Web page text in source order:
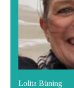
Lolita Büning